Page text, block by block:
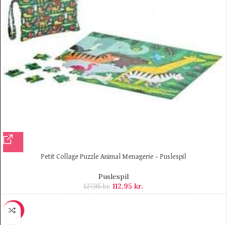
Petit Collage Puzzle Animal Menagerie – Puslespil
Puslespil
127,95kr. 112,95 kr.
-30%